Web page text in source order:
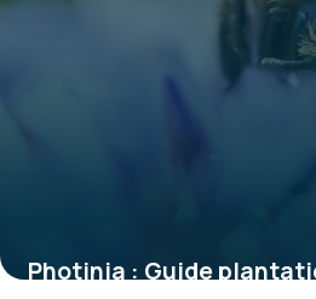
Photinia : Guide